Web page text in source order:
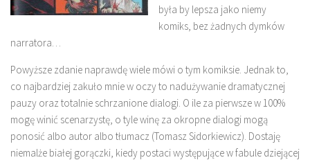
była by lepsza jako niemy
komiks, bez żadnych dymków
narratora…
Powyższe zdanie naprawdę wiele mówi o tym komiksie. Jednak to,
co najbardziej zakuło mnie w oczy to nadużywanie dramatycznej
pauzy oraz totalnie schrzanione dialogi. O ile za pierwsze w 100%
mogę winić scenarzystę, o tyle winę za okropne dialogi mogą
ponosić albo autor albo tłumacz (Tomasz Sidorkiewicz). Dostaję
niemalże białej gorączki, kiedy postaci występujące w fabule dziejącej